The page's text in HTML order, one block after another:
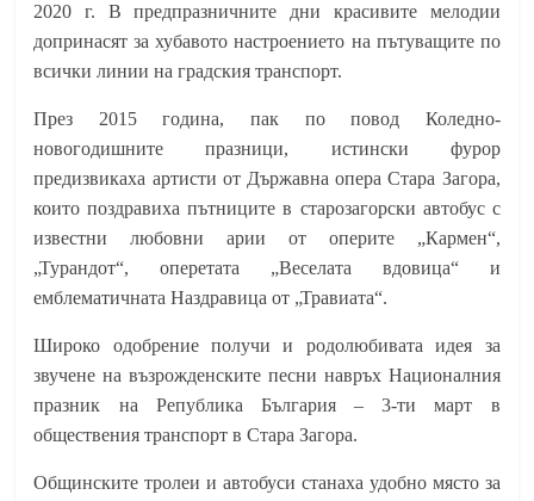
2020 г. В предпразничните дни красивите мелодии
допринасят за хубавото настроението на пътуващите по
всички линии на градския транспорт.
През 2015 година, пак по повод Коледно-
новогодишните празници, истински фурор
предизвикаха артисти от Държавна опера Стара Загора,
които поздравиха пътниците в старозагорски автобус с
известни любовни арии от оперите „Кармен“,
„Турандот“, оперетата „Веселата вдовица“ и
емблематичната Наздравица от „Травиата“.
Широко одобрение получи и родолюбивата идея за
звучене на възрожденските песни навръх Националния
празник на Република България – 3-ти март в
обществения транспорт в Стара Загора.
Общинските тролеи и автобуси станаха удобно място за